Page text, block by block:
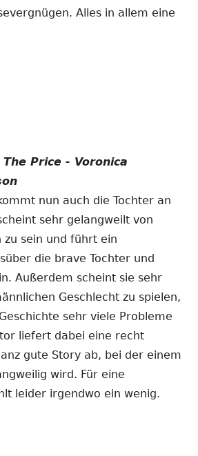
Alles in allem eine
Price - Voronica
nun auch die Tochter an
sehr gelangweilt von
zu sein und führt ein
die brave Tochter und
Außerdem scheint sie sehr
Geschlecht zu spielen,
sehr viele Probleme
liefert dabei eine recht
gute Story ab, bei der einem
wird. Für eine
leider irgendwo ein wenig.